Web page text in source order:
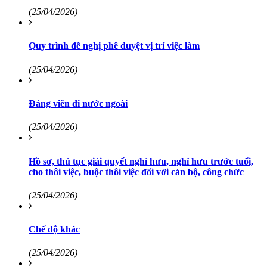
(25/04/2026)
Quy trình đề nghị phê duyệt vị trí việc làm
(25/04/2026)
Đảng viên đi nước ngoài
(25/04/2026)
Hồ sơ, thủ tục giải quyết nghỉ hưu, nghỉ hưu trước tuổi,
cho thôi việc, buộc thôi việc đối với cán bộ, công chức
(25/04/2026)
Chế độ khác
(25/04/2026)